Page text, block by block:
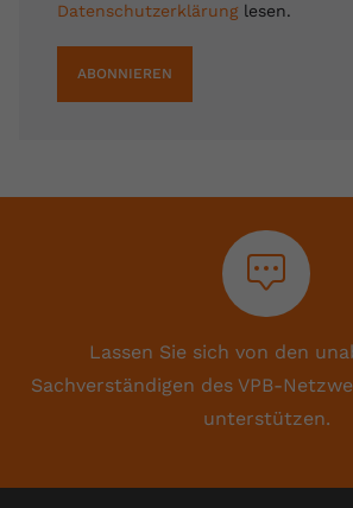
Datenschutzerklärunglesen.
ABONNIEREN
Lassen Sie sich von den
Sachverständigen des VPB-
unterstützen.